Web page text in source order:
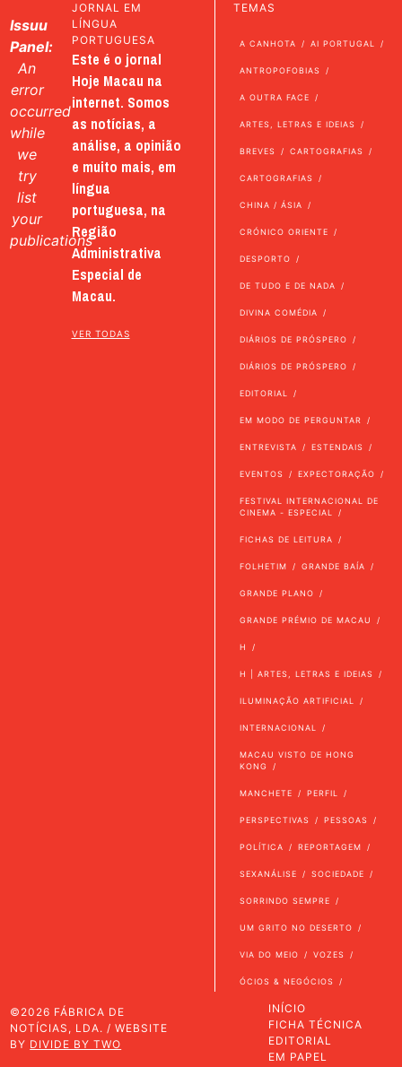
Issuu
Panel:
An
error
occurred
while
we
try
list
your
publications
JORNAL EM
LÍNGUA
PORTUGUESA
Este é o jornal
Hoje Macau na
internet. Somos
as notícias, a
análise, a opinião
e muito mais, em
língua
portuguesa, na
Região
Administrativa
Especial de
Macau.
VER TODAS
TEMAS
A CANHOTA AI PORTUGAL
ANTROPOFOBIAS
A OUTRA FACE
ARTES, LETRAS E IDEIAS
BREVES CARTOGRAFIAS
CARTOGRAFIAS
CHINA / ÁSIA
CRÓNICO ORIENTE
DESPORTO
DE TUDO E DE NADA
DIVINA COMÉDIA
DIÁRIOS DE PRÓSPERO
DIÁRIOS DE PRÓSPERO
EDITORIAL
EM MODO DE PERGUNTAR
ENTREVISTA ESTENDAIS
EVENTOS EXPECTORAÇÃO
FESTIVAL INTERNACIONAL DE
CINEMA - ESPECIAL
FICHAS DE LEITURA
FOLHETIM GRANDE BAÍA
GRANDE PLANO
GRANDE PRÉMIO DE MACAU
H
H | ARTES, LETRAS E IDEIAS
ILUMINAÇÃO ARTIFICIAL
INTERNACIONAL
MACAU VISTO DE HONG
KONG
MANCHETE PERFIL
PERSPECTIVAS PESSOAS
POLÍTICA REPORTAGEM
SEXANÁLISE SOCIEDADE
SORRINDO SEMPRE
UM GRITO NO DESERTO
VIA DO MEIO VOZES
ÓCIOS & NEGÓCIOS
©2026 FÁBRICA DE
NOTÍCIAS, LDA. / WEBSITE
BY DIVIDE BY TWO
INÍCIO
FICHA TÉCNICA
EDITORIAL
EM PAPEL